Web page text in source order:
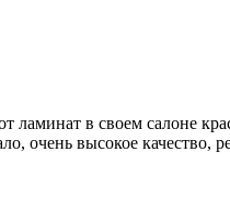
ламинат в своем салоне
очень высокое качество,